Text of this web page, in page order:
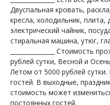
Двуспальная кровать,
кресла, холодильник, плита,
электрический чайник,
стиральная машина, утюг,
_______________ Стоимость
рублей сутки, Весной и
Летом от 5000 рублей
гостей. В выходные,
стоимость может
постоянных гостей.